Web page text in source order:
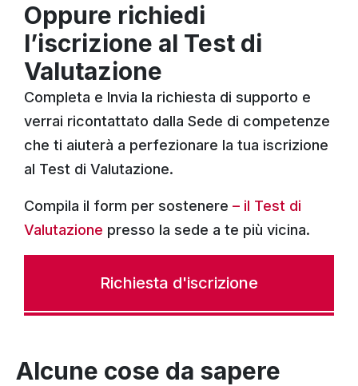
Oppure richiedi
l’iscrizione al Test di
Valutazione
Completa e Invia la richiesta di supporto e
verrai ricontattato dalla Sede di competenze
che ti aiuterà a perfezionare la tua iscrizione
al Test di Valutazione.
Compila il form per sostenere – il Test di
Valutazione presso la sede a te più vicina.
Richiesta d'iscrizione
Alcune cose da sapere